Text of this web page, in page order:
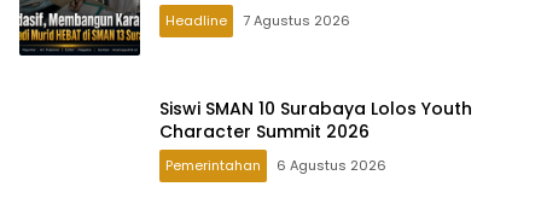
Headline 7 Agustus 2026
Siswi SMAN 10 Surabaya Lolos Youth
Character Summit 2026
Pemerintahan 6 Agustus 2026